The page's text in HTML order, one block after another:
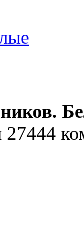
27444